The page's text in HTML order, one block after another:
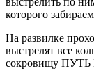
которого
На развилке
выстрелят все
сокровищу